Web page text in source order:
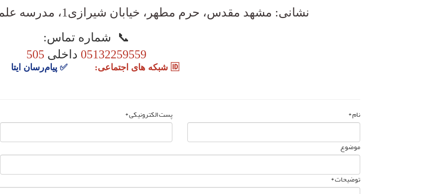
نشانی: مشهد مقدس، حرم مطهر، خیابان شیرازی1، مدرسه علمیه عالی نواب، واحد پژوهش
📞
شماره تماس:
05132259559 داخلی 505
🆔 شبکه های اجتماعی: ✅ پیام‌رسان ایتا
نام * پست الکترونیکی *
موضوع
توضیحات *